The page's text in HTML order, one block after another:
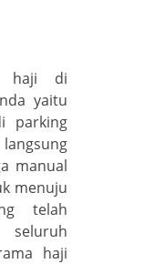
haji di
yaitu
parking
manual
menuju
telah
haji